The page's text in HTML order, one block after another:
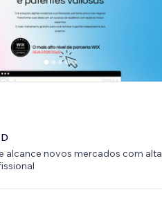
alcance novos mercados com alta